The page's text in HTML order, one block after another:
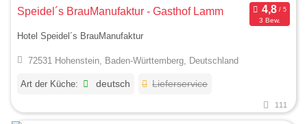
Speidel´s BrauManufaktur - Gasthof Lamm
3 Bew.
Hotel Speidel´s BrauManufaktur
72531 Hohenstein, Baden-Württemberg, Deutschland
Art der Küche: deutsch Lieferservice
111